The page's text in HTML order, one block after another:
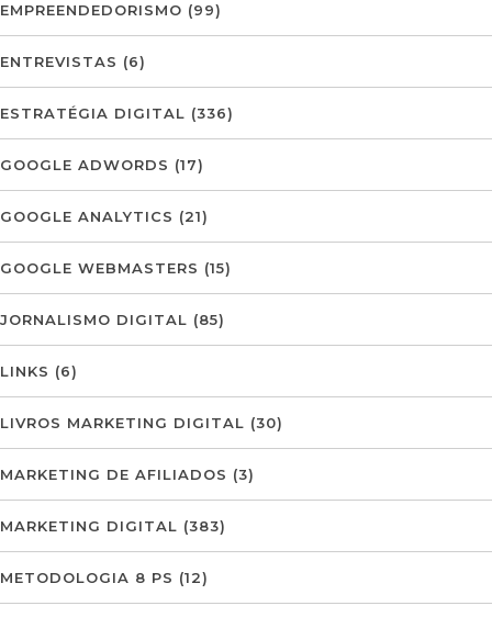
EMPREENDEDORISMO (99)
ENTREVISTAS (6)
ESTRATÉGIA DIGITAL (336)
GOOGLE ADWORDS (17)
GOOGLE ANALYTICS (21)
GOOGLE WEBMASTERS (15)
JORNALISMO DIGITAL (85)
LINKS (6)
LIVROS MARKETING DIGITAL (30)
MARKETING DE AFILIADOS (3)
MARKETING DIGITAL (383)
METODOLOGIA 8 PS (12)